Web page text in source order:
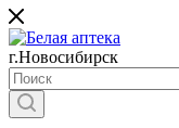
г.Новосибирск